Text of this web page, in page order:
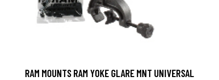
RAM MOUNTS RAM YOKE GLARE MNT UNIVERSAL